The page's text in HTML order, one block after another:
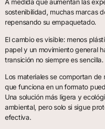
A medida que aumentan las
sostenibilidad, muchas marcas
repensando su empaquetado.
El cambio es visible: menos
papel y un movimiento general
transición no siempre es sencilla.
Los materiales se comportan
que funciona en un formato
Una solución más ligera y
ambiental, pero solo si sigue
efectiva.